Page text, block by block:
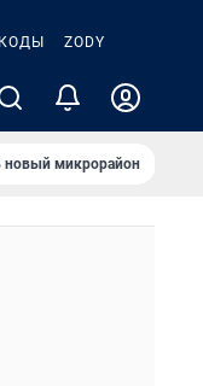
ZODY
новый микрорайон